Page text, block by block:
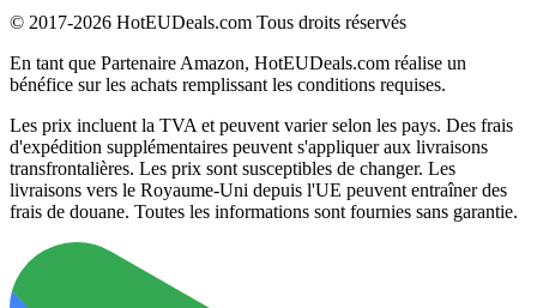
© 2017-2026 HotEUDeals.com Tous droits réservés
En tant que Partenaire Amazon, HotEUDeals.com réalise un
bénéfice sur les achats remplissant les conditions requises.
Les prix incluent la TVA et peuvent varier selon les pays. Des frais
d'expédition supplémentaires peuvent s'appliquer aux livraisons
transfrontalières. Les prix sont susceptibles de changer. Les
livraisons vers le Royaume-Uni depuis l'UE peuvent entraîner des
frais de douane. Toutes les informations sont fournies sans garantie.